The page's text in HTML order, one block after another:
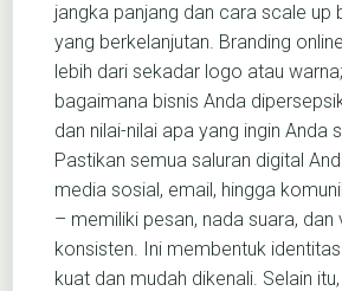
jangka panjang dan cara scale up
yang berkelanjutan. Branding
lebih dari sekadar logo atau
bagaimana bisnis Anda
dan nilai-nilai apa yang ingin Anda
Pastikan semua saluran digital
media sosial, email, hingga
– memiliki pesan, nada suara, dan
konsisten. Ini membentuk
kuat dan mudah dikenali. Selain